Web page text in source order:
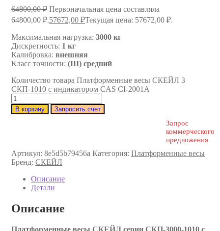
64800,00₽ Первоначальная цена составляла
64800,00 ₽.57672,00 ₽Текущая цена: 57672,00 ₽.
Максимальная нагрузка: 3000 кг
Дискретность: 1 кг
Калибровка: внешняя
Класс точности: (III) средний
Количество товара Платформенные весы СКЕЙЛ 3
СКП-1010 с индикатором CAS CI-2001A
В корзину Запросить счет
Запрос
коммерческого
предложения
Артикул: 8e5d5b79456a Категория: Платформенные весы
Бренд: СКЕЙЛ
Описание
Детали
Описание
Платформенные весы СКЕЙЛ серии СКП-3000-1010 с